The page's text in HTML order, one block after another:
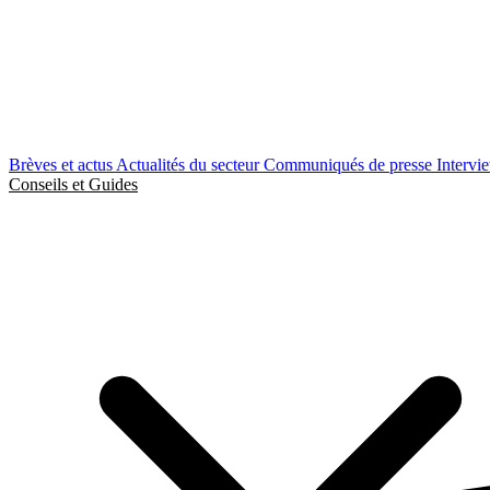
Brèves et actus Actualités du secteurCommuniqués de presse
Conseils et Guides